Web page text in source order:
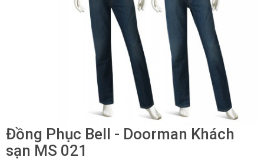
Đồng Phục Bell - Doorman Khách
sạn MS 021